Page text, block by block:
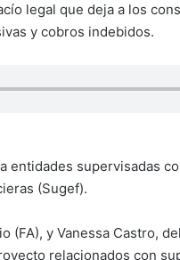
legal que deja a los
y cobros indebidos.
entidades supervisadas
(Sugef).
(FA), y Vanessa Castro,
relacionados con